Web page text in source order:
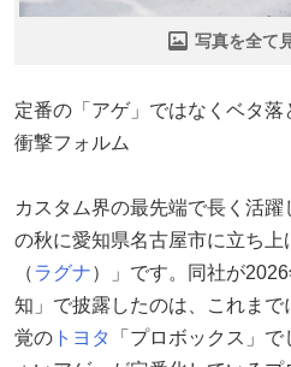
写真を全て
定番の「アゲ」ではなくベタ落
衝撃フォルム
カスタム界の最先端で長く活
の秋に愛知県名古屋市に立ち
（ラグナ）」です。同社が
知」で披露したのは、これま
覚の トヨタ
「プロボックス」